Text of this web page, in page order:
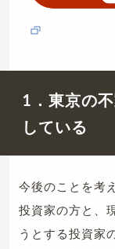
1．東京の
している
今後のことを考
投資家の方と、
うとする投資家